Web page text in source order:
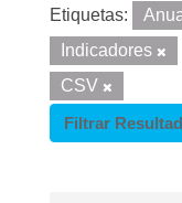
Etiquetas:
Indicadores
CSV
Filtrar